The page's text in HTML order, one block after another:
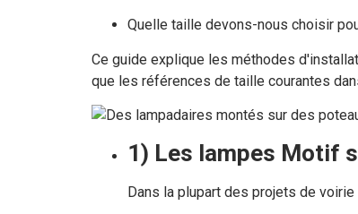
Quelle taille devons-nous choisir
Ce guide explique les méthodes
que les références de taille courantes
1) Les lampes Motif
Dans la plupart des projets de voirie